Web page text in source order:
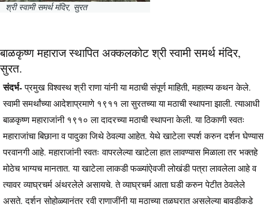
श्री स्वामी समर्थ मंदिर, सुरत
बाळकृष्ण महाराज स्थापित अक्कलकोट श्री स्वामी समर्थ मंदिर,
सुरत.
संदर्भ-प्रमुख विश्वस्थ श्री राणा यांनी या मठाची संपूर्ण माहिती, महात्म्य कथन केले.
स्वामी समर्थांच्या आदेशाप्रमाणे १९११ ला सुरतच्या या मठाची स्थापना झाली. त्याआधी
बाळकृष्ण महाराजांनी १९१० ला दादरच्या मठाची स्थापना केली. या ठिकाणी स्वतः
महाराजांचा बिछाना व पादुका जिथे ठेवल्या आहेत. येथे खाटेला स्पर्श करुन दर्शन घेण्यास
परवानगी आहे. महाराजांनी स्वतः वापरलेल्या खाटेला हात लावण्यास मिळाला तर भक्तहे
मोठेच भाग्यच मानतात. या खाटेला लाकडी फळ्यांऐवजी लोखंडी पत्रा लावलेला आहे व
त्यावर व्याघ्रचर्म अंथरलेले असायचे. ते व्याघ्रचर्म आता घडी करुन पेटीत ठेवलेले
असते. दर्शन सोहोळ्यानंतर रवी राणाजींनी या मठाच्या तळघरात असलेल्या बावडीकडे